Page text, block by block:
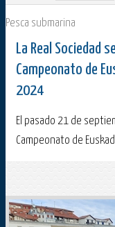
Pesca submarina
La Real Sociedad
Campeonato de
2024
El pasado 21 de
Campeonato de